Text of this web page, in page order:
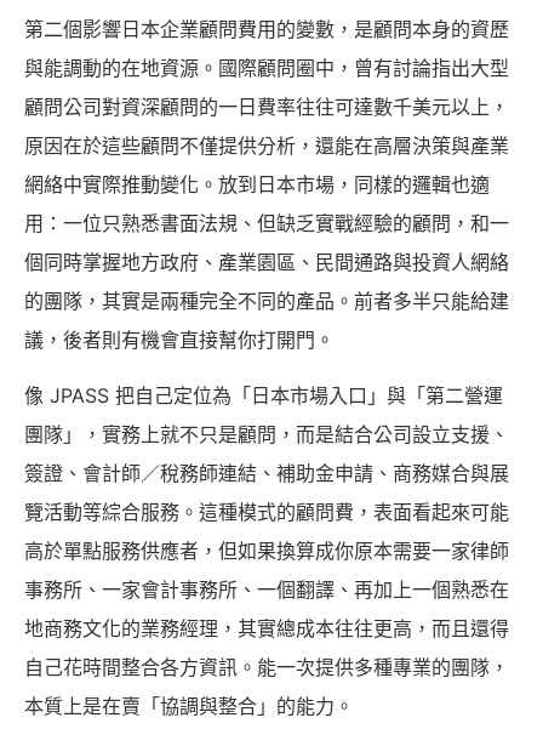
第二個影響日本企業顧問費用的變數，是顧問本身的資歷
與能調動的在地資源。國際顧問圈中，曾有討論指出大型
顧問公司對資深顧問的一日費率往往可達數千美元以上，
原因在於這些顧問不僅提供分析，還能在高層決策與產業
網絡中實際推動變化。放到日本市場，同樣的邏輯也適
用：一位只熟悉書面法規、但缺乏實戰經驗的顧問，和一
個同時掌握地方政府、產業園區、民間通路與投資人網絡
的團隊，其實是兩種完全不同的產品。前者多半只能給建
議，後者則有機會直接幫你打開門。
像 JPASS 把自己定位為「日本市場入口」與「第二營運
團隊」，實務上就不只是顧問，而是結合公司設立支援、
簽證、會計師／稅務師連結、補助金申請、商務媒合與展
覽活動等綜合服務。這種模式的顧問費，表面看起來可能
高於單點服務供應者，但如果換算成你原本需要一家律師
事務所、一家會計事務所、一個翻譯、再加上一個熟悉在
地商務文化的業務經理，其實總成本往往更高，而且還得
自己花時間整合各方資訊。能一次提供多種專業的團隊，
本質上是在賣「協調與整合」的能力。